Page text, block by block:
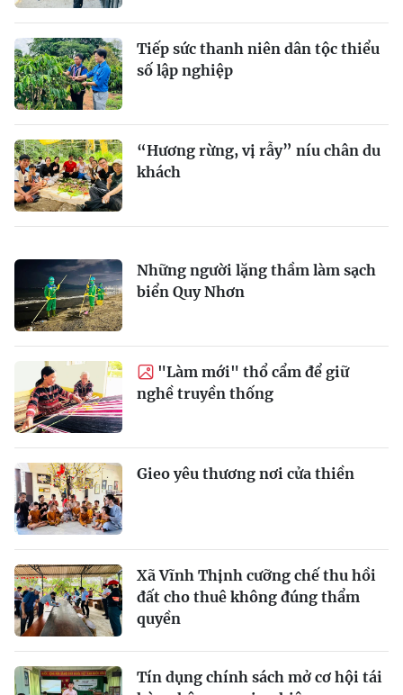
Tiếp sức thanh niên dân tộc thiểu
số lập nghiệp
“Hương rừng, vị rẫy” níu chân du
khách
Những người lặng thầm làm sạch
biển Quy Nhơn
"Làm mới" thổ cẩm để giữ
nghề truyền thống
Gieo yêu thương nơi cửa thiền
Xã Vĩnh Thịnh cưỡng chế thu hồi
đất cho thuê không đúng thẩm
quyền
Tín dụng chính sách mở cơ hội tái